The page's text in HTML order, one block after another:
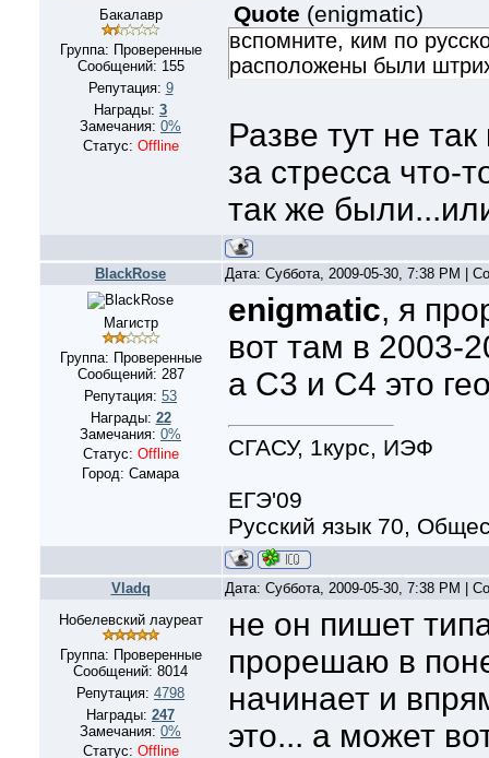
Бакалавр
Группа: Проверенные
Сообщений: 155
Репутация: 9
Награды: 3
Замечания: 0%
Статус: Offline
Quote (enigmatic)
вспомните, ким по
расположены были
Разве тут не
за стресса что-
так же
BlackRose Дата: Суббота, 2009-05-30, 7:38 PM |
Магистр
Группа: Проверенные
Сообщений: 287
Репутация: 53
Награды: 22
Замечания: 0%
Статус: Offline
Город: Самара
enigmatic, я
вот там в 2003-
а С3 и С4 это
СГАСУ, 1курс, ИЭФ
ЕГЭ'09
Русский язык 70,
Vladq
Дата: Суббота, 2009-05-30, 7:38 PM |
Нобелевский лауреат
Группа: Проверенные
Сообщений: 8014
Репутация: 4798
Награды: 247
Замечания: 0%
Статус: Offline
не он пишет
прорешаю в
начинает и
это... а может